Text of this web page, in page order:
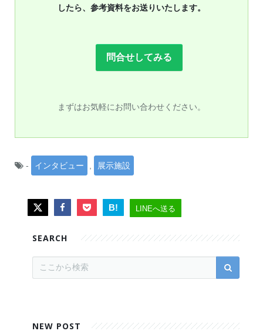
したら、参考資料をお送りいたします。
問合せしてみる
まずはお気軽にお問い合わせください。
- インタビュー , 展示施設
B! LINEへ送る
SEARCH
NEW POST